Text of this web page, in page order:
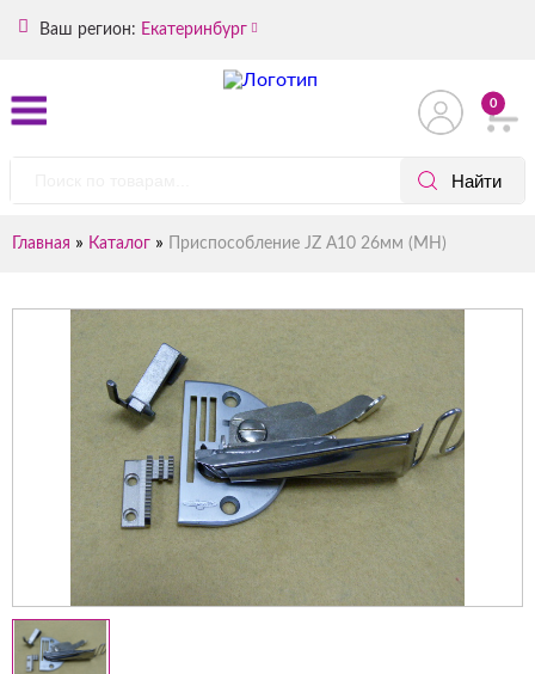
Ваш регион: Екатеринбург
0
Главная » Каталог » Приспособление JZ А10 26мм (MH)